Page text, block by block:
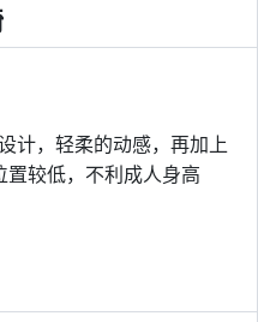
计，轻柔的动感，再加上
较低，不利成人身高